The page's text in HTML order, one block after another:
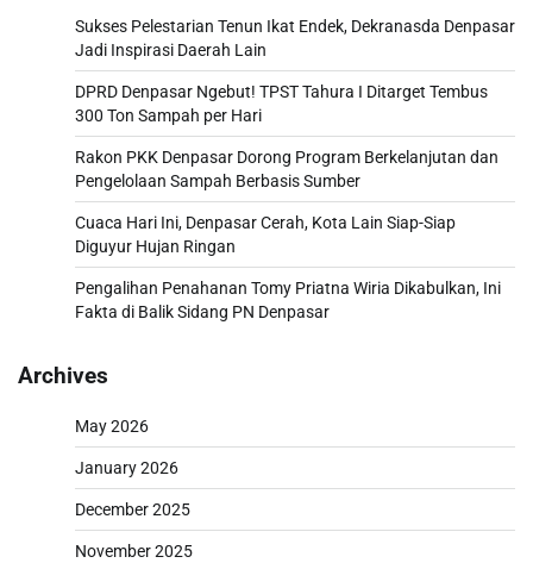
Sukses Pelestarian Tenun Ikat Endek, Dekranasda Denpasar
Jadi Inspirasi Daerah Lain
DPRD Denpasar Ngebut! TPST Tahura I Ditarget Tembus
300 Ton Sampah per Hari
Rakon PKK Denpasar Dorong Program Berkelanjutan dan
Pengelolaan Sampah Berbasis Sumber
Cuaca Hari Ini, Denpasar Cerah, Kota Lain Siap-Siap
Diguyur Hujan Ringan
Pengalihan Penahanan Tomy Priatna Wiria Dikabulkan, Ini
Fakta di Balik Sidang PN Denpasar
Archives
May 2026
January 2026
December 2025
November 2025